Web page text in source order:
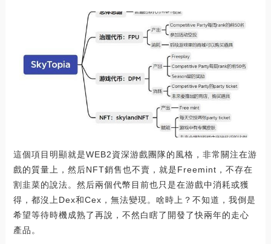
這個項目明顯就是WEB2資深游戲團隊的風格，非常關注在游
戲的質量上，然后NFT銷售也不賣，就是Freemint，不存在
割韭菜的說法。然后兩個代幣目前也只是在游戲中消耗或獲
得，都沒上Dex和Cex，無法變現。啥時上？不知道，我倒是
希望等待時機成熟了再說，不然白瞎了開發了快兩年的走心
產品。